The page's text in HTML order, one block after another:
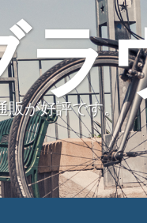
販が好評です。